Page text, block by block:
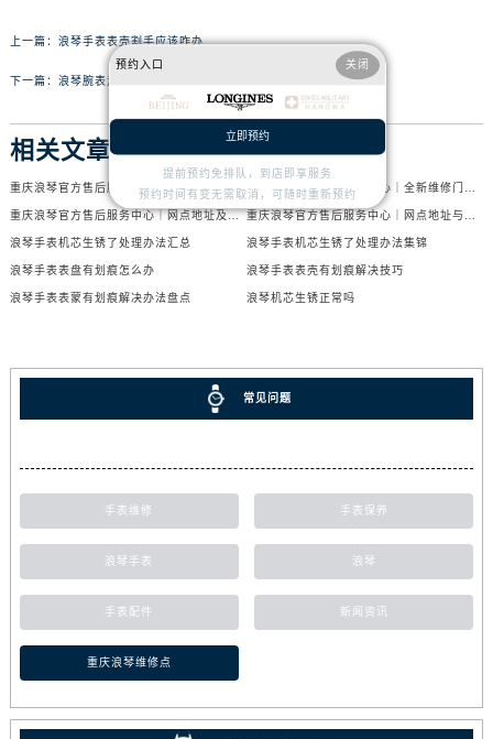
上一篇： 浪琴手表表壳割手应该咋办
下一篇： 浪琴腕表走走停停解决方法盘点
相关文章
重庆浪琴官方售后服务中心｜网点地址与电话权威信息公示（2026年6月最新）
重庆浪琴官方售后服务中心｜网点地址及热线权威信息公示（2026年6月最新）
浪琴手表机芯生锈了处理办法汇总 浪琴手表机芯生锈了处理办法集锦
浪琴手表表盘有划痕怎么办 浪琴手表表壳有划痕解决技巧
浪琴手表表蒙有划痕解决办法盘点 浪琴机芯生锈正常吗
常见问题
手表维修 手表保养
浪琴手表 浪琴
手表配件 新闻资讯
重庆浪琴维修点
预约入口 关闭
立即预约
提前预约免排队，到店即享服务
预约时间有变无需取消，可随时重新预约